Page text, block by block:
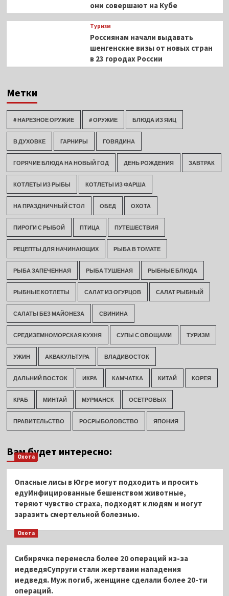
они совершают на Кубе
Туризм
Россиянам начали выдавать
шенгенские визы от новых стран
в 23 городах России
Метки
# НАРЕЗНОЕ ОРУЖИЕ # ОРУЖИЕ БЛЮДА ИЗ ЯИЦ
В ДУХОВКЕ ГАРНИРЫ ГОВЯДИНА
ГОРЯЧИЕ БЛЮДА НА НОВЫЙ ГОД ДЕНЬ РОЖДЕНИЯ ЗАВТРАК
КОТЛЕТЫ ИЗ РЫБЫ КОТЛЕТЫ ИЗ ФАРША
НА ПРАЗДНИЧНЫЙ СТОЛ ОБЕД ОХОТА
ПИРОГИ С РЫБОЙ ПТИЦА ПУТЕШЕСТВИЯ
РЕЦЕПТЫ ДЛЯ НАЧИНАЮЩИХ РЫБА В ТОМАТЕ
РЫБА ЗАПЕЧЕННАЯ РЫБА ТУШЕНАЯ РЫБНЫЕ БЛЮДА
РЫБНЫЕ КОТЛЕТЫ САЛАТ ИЗ ОГУРЦОВ САЛАТ РЫБНЫЙ
САЛАТЫ БЕЗ МАЙОНЕЗА СВИНИНА
СРЕДИЗЕМНОМОРСКАЯ КУХНЯ СУПЫ С ОВОЩАМИ ТУРИЗМ
УЖИН АКВАКУЛЬТУРА ВЛАДИВОСТОК
ДАЛЬНИЙ ВОСТОК ИКРА КАМЧАТКА КИТАЙ КОРЕЯ
КРАБ МИНТАЙ МУРМАНСК ОСЕТРОВЫХ
ПРАВИТЕЛЬСТВО РОСРЫБОЛОВСТВО ЯПОНИЯ
Вам будет интересно:
Охота
Опасные лисы в Югре могут подходить и просить
едуИнфицированные бешенством животные,
теряют чувство страха, подходят к людям и могут
заразить смертельной болезнью.
Охота
Сибирячка перенесла более 20 операций из-за
медведяСупруги стали жертвами нападения
медведя. Муж погиб, женщине сделали более 20-ти
операций.